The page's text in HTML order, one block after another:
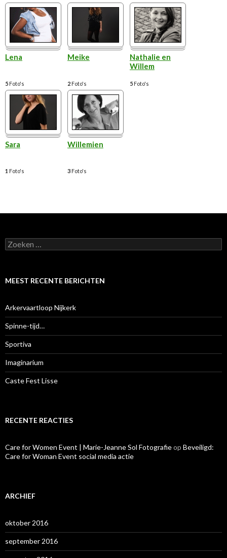
Lena
5 Foto's
Meike
2 Foto's
Nathalie en
Willem
5 Foto's
Sara
1 Foto's
Willemien
3 Foto's
Z
o
e
a
a
r
:
MEEST RECENTE BERICHTEN
Arkervaartloop Nijkerk
Spinne-tijd…
Sportiva
Imaginarium
Caste Fest Lisse
RECENTE REACTIES
Care for Women Event | Marie-Jeanne Sol Fotografieop Beveiligd:
Care for Woman Event social media actie
ARCHIEF
oktober 2016
september 2016